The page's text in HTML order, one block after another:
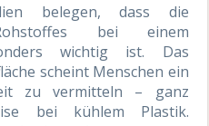
belegen, dass die
bei einem
wichtig ist. Das
scheint Menschen ein
zu vermitteln – ganz
bei kühlem Plastik.